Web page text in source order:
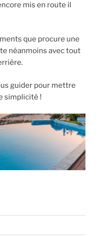
mis en route il
que procure une
néanmoins avec tout
guider pour mettre
simplicité !